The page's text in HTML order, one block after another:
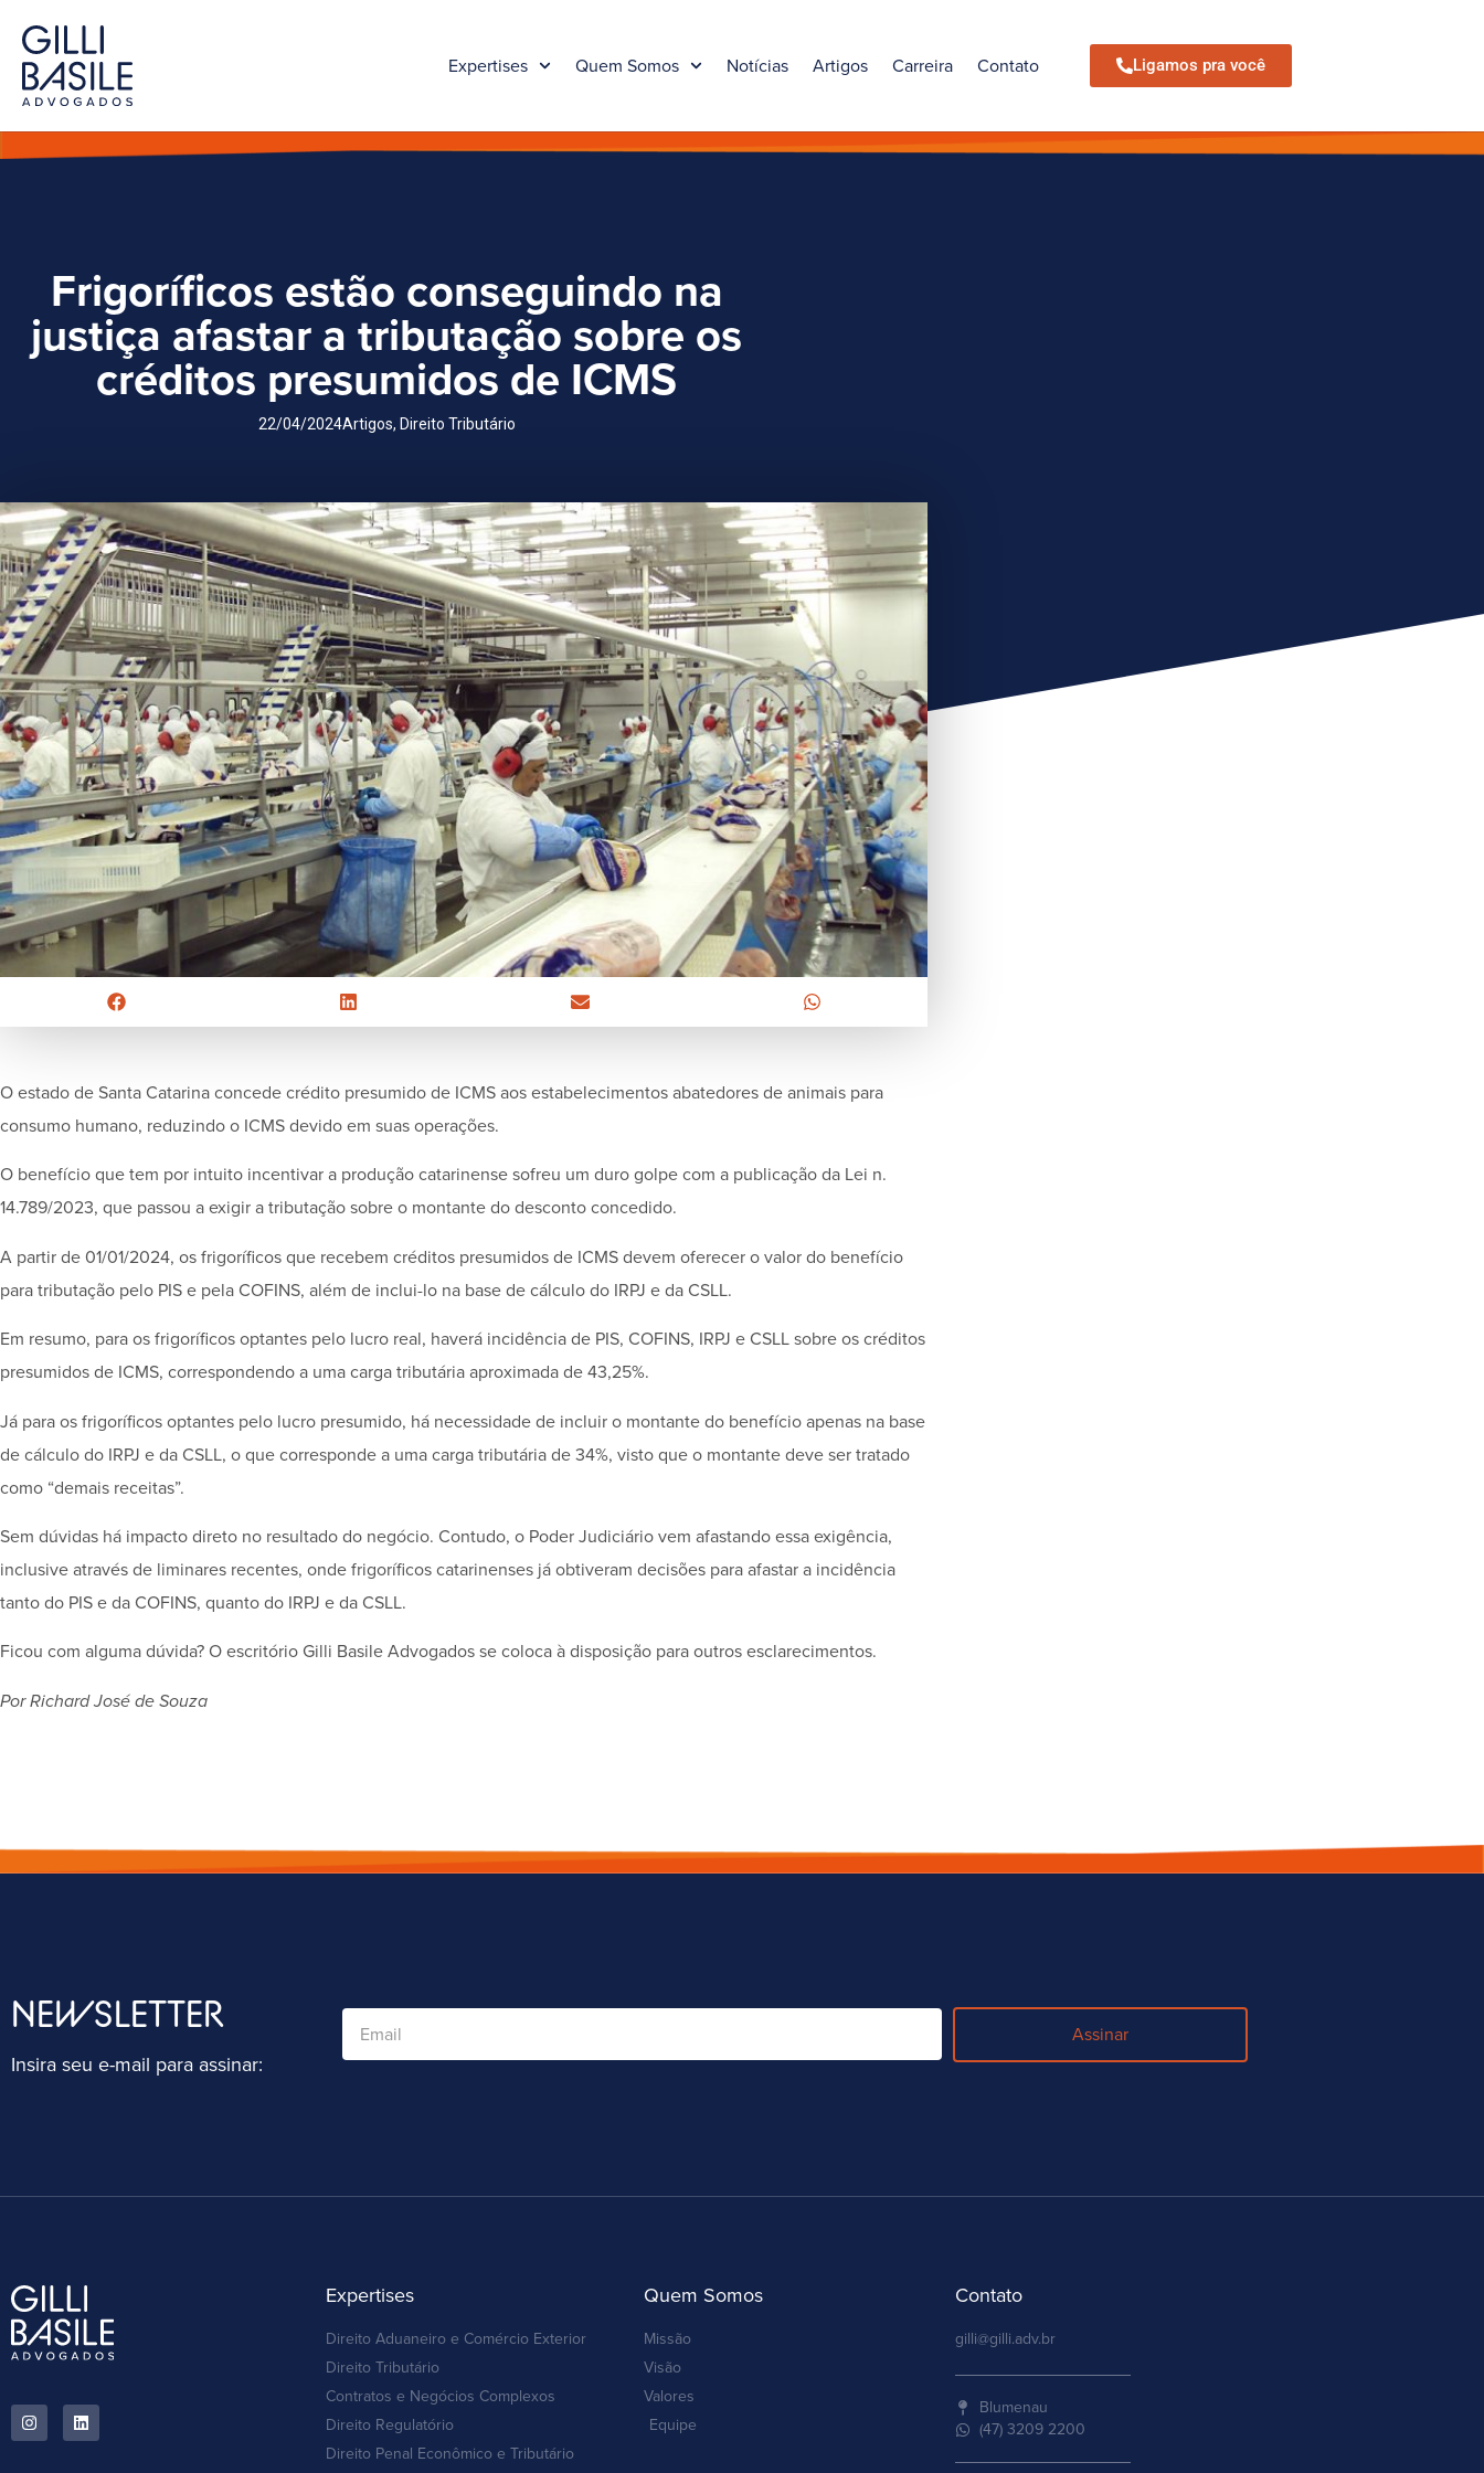
Expertises Quem Somos Notícias Artigos Carreira Contato Ligamos pra você
Frigoríficos estão conseguindo na
justiça afastar a tributação sobre os
créditos presumidos de ICMS
22/04/2024Artigos, Direito Tributário
O estado de Santa Catarina concede crédito presumido de ICMS aos estabelecimentos abatedores de animais para
consumo humano, reduzindo o ICMS devido em suas operações.
O benefício que tem por intuito incentivar a produção catarinense sofreu um duro golpe com a publicação da Lei n.
14.789/2023, que passou a exigir a tributação sobre o montante do desconto concedido.
A partir de 01/01/2024, os frigoríficos que recebem créditos presumidos de ICMS devem oferecer o valor do benefício
para tributação pelo PIS e pela COFINS, além de inclui-lo na base de cálculo do IRPJ e da CSLL.
Em resumo, para os frigoríficos optantes pelo lucro real, haverá incidência de PIS, COFINS, IRPJ e CSLL sobre os créditos
presumidos de ICMS, correspondendo a uma carga tributária aproximada de 43,25%.
Já para os frigoríficos optantes pelo lucro presumido, há necessidade de incluir o montante do benefício apenas na base
de cálculo do IRPJ e da CSLL, o que corresponde a uma carga tributária de 34%, visto que o montante deve ser tratado
como “demais receitas”.
Sem dúvidas há impacto direto no resultado do negócio. Contudo, o Poder Judiciário vem afastando essa exigência,
inclusive através de liminares recentes, onde frigoríficos catarinenses já obtiveram decisões para afastar a incidência
tanto do PIS e da COFINS, quanto do IRPJ e da CSLL.
Ficou com alguma dúvida? O escritório Gilli Basile Advogados se coloca à disposição para outros esclarecimentos.
Por Richard José de Souza
NEWSLETTER
Insira seu e-mail para assinar:
Assinar
Expertises
Direito Aduaneiro e Comércio Exterior
Direito Tributário
Contratos e Negócios Complexos
Direito Regulatório
Direito Penal Econômico e Tributário
Quem Somos
Missão
Visão
Valores
Equipe
Contato
gilli@gilli.adv.br
Blumenau
(47) 3209 2200